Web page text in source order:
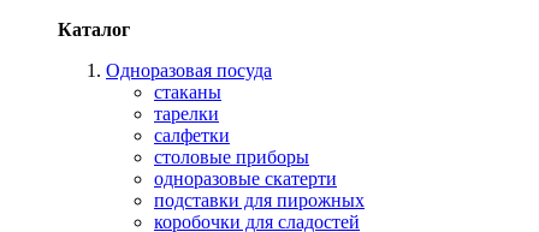
Каталог
Одноразовая посуда
стаканы
тарелки
салфетки
столовые приборы
одноразовые скатерти
подставки для пирожных
коробочки для сладостей